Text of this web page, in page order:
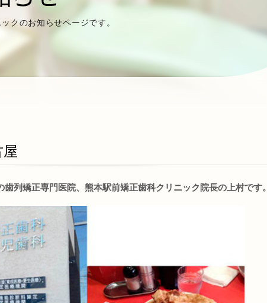
クのお知らせページです。
列矯正専門医院、熊本駅前矯正歯科クリニック院長の上村です。